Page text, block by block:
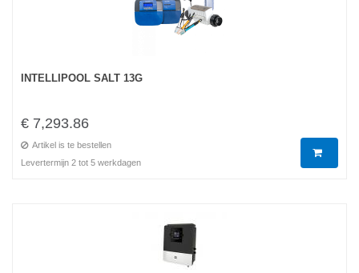
INTELLIPOOL SALT 13G
€ 7,293.86
Artikel is te bestellen
Levertermijn 2 tot 5 werkdagen